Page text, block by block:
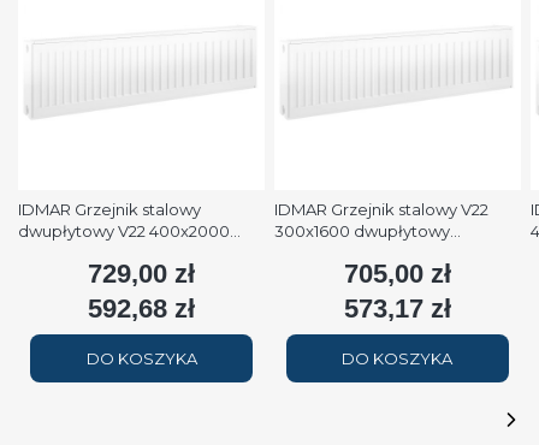
IDMAR Grzejnik stalowy
dwupłytowy V22 400x2000
2508W (90/70/20°C) biały
Cena
729,00 zł
Cena
592,68 zł
DO KOSZYKA
IDMAR Grzejnik stalowy V22
300x1600 dwupłytowy
(90/70/20°C) biały RAL9016
Cena
705,00 zł
Cena
573,17 zł
DO KOSZYKA